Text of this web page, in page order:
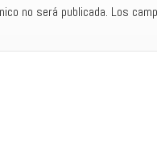
no será publicada. Los